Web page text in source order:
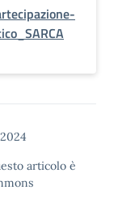
articolo è